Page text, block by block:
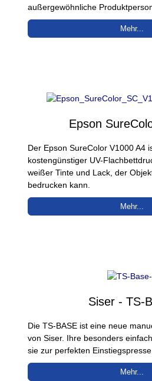
außergewöhnliche
Mehr...
Epson
Der Epson SureColor V1000 A4
kostengünstiger UV-
weißer Tinte und Lack, der
bedrucken kann.
Mehr...
Siser - TS-
Die TS-BASE ist eine neue
von Siser. Ihre besonders
sie zur perfekten Einstiegspresse.
Mehr...